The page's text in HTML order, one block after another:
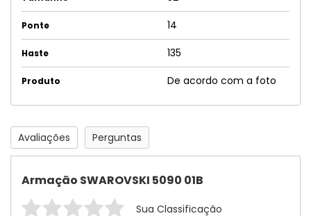
Ponte 14
Haste 135
Produto De acordo com a foto
Avaliações Perguntas
Armação SWAROVSKI 5090 01B
Sua Classificação